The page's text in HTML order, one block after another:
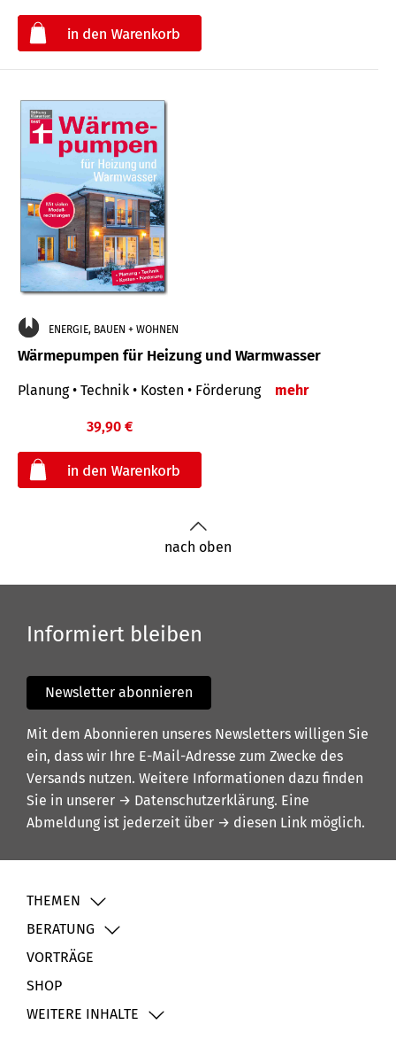
ENERGIE, BAUEN + WOHNEN
Wärmepumpen für Heizung und Warmwasser
Planung • Technik • Kosten • Förderung mehr
39,90 €
nach oben
Informiert bleiben
Newsletter abonnieren
Mit dem Abonnieren unseres Newsletters willigen Sie
ein, dass wir Ihre E-Mail-Adresse zum Zwecke des
Versands nutzen. Weitere Informationen dazu finden
Sie in unserer → Datenschutzerklärung. Eine
Abmeldung ist jederzeit über → diesen Link möglich.
THEMEN
BERATUNG
VORTRÄGE
SHOP
WEITERE INHALTE